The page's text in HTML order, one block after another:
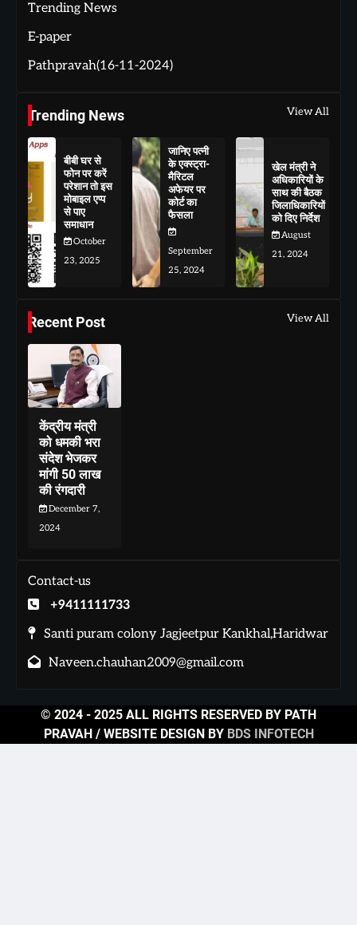
Trending News
E-paper
Pathpravah(16-11-2024)
Trending News View All
बीबी घर से
फोन पर करें
परेशान तो इस
मोबाइल एप्प
से पाए
समाधान
October
23, 2025
जानिए पत्नी
के एक्स्ट्रा-
मैरिटल
अफेयर पर
कोर्ट का
फैसला
September
25, 2024
खेल मंत्री ने
अधिकारियों के
साथ की बैठक
जिलाधिकारियों
को दिए निर्देश
August
21, 2024
Recent Post View All
केंद्रीय मंत्री
को धमकी भरा
संदेश भेजकर
मांगी 50 लाख
की रंगदारी
December 7,
2024
Contact-us
+9411111733
Santi puram colony Jagjeetpur Kankhal,Haridwar
Naveen.chauhan2009@gmail.com
© 2024 - 2025 ALL RIGHTS RESERVED BY PATH
PRAVAH / WEBSITE DESIGN BY BDS INFOTECH